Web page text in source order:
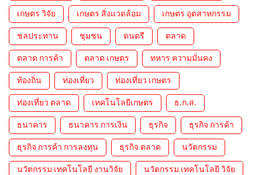
เกษตร วิจัย เกษตร สิ่งแวดล้อม เกษตร อุตสาหกรรม
ชลประทาน ชุมชน ดนตรี ตลาด
ตลาด การค้า ตลาด เกษตร ทหาร ความมั่นคง
ท้องถิ่น ท่องเที่ยว ท่องเที่ยว เกษตร
ท่องเที่ยว ตลาด เทคโนโลยีเกษตร ธ.ก.ส.
ธนาคาร ธนาคาร การเงิน ธุรกิจ ธุรกิจ การค้า
ธุรกิจ การค้า การลงทุน ธุรกิจ ตลาด นวัตกรรม
นวัตกรรม เทคโนโลยี งานวิจัย นวัตกรรม เทคโนโลยี วิจัย